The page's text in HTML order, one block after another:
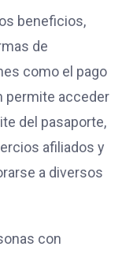
beneficios,
de
como el pago
permite acceder
del pasaporte,
afiliados y
a diversos
con